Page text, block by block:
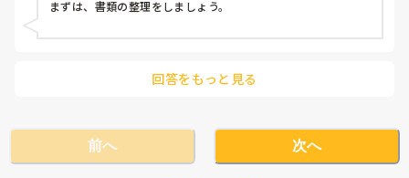
回答をもっと見る
前へ 次へ